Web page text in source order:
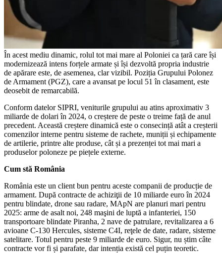
În acest mediu dinamic, rolul tot mai mare al Poloniei ca țară care își
modernizează intens forțele armate și își dezvoltă propria industrie
de apărare este, de asemenea, clar vizibil. Poziția Grupului Polonez
de Armament (PGZ), care a avansat pe locul 51 în clasament, este
deosebit de remarcabilă.
Conform datelor SIPRI, veniturile grupului au atins aproximativ 3
miliarde de dolari în 2024, o creștere de peste o treime față de anul
precedent. Această creștere dinamică este o consecință atât a creșterii
comenzilor interne pentru sisteme de rachete, muniții și echipamente
de artilerie, printre alte produse, cât și a prezenței tot mai mari a
produselor poloneze pe piețele externe.
Cum stă România
România este un client bun pentru aceste companii de producție de
armament. După contracte de achiziţii de 10 miliarde euro în 2024
pentru blindate, drone sau radare, MApN are planuri mari pentru
2025: arme de asalt noi, 248 maşini de luptă a infanteriei, 150
transportoare blindate Piranha, 2 nave de patrulare, revitalizarea a 6
avioane C-130 Hercules, sisteme C4I, reţele de date, radare, sisteme
satelitare. Totul pentru peste 9 miliarde de euro. Sigur, nu știm câte
contracte vor fi și parafate, dar intenția există cel puțin teoretic.